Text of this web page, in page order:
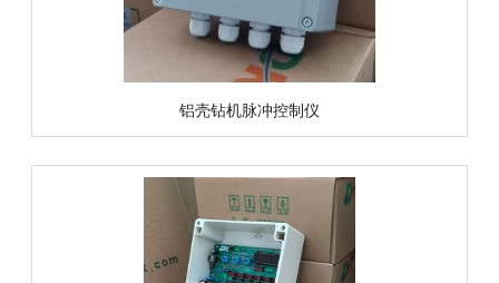
铝壳钻机脉冲控制仪